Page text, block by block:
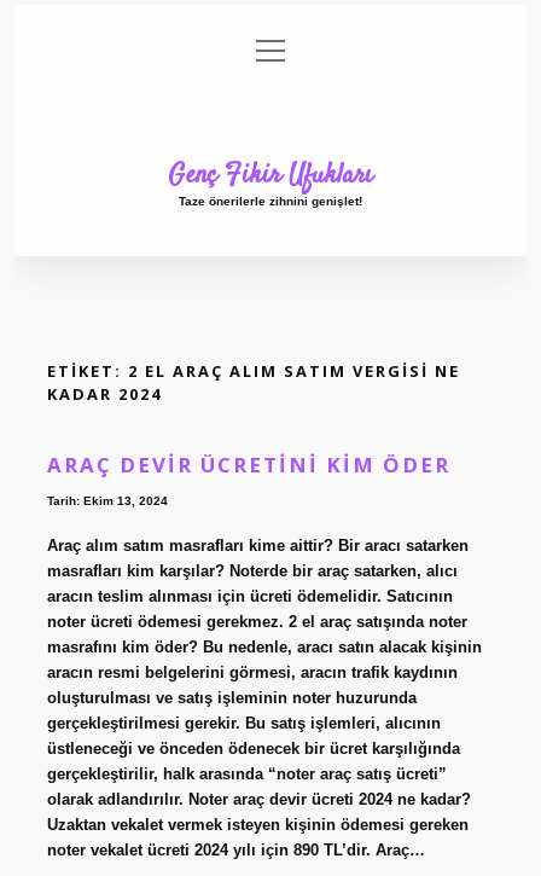
Gizlilik Politikası
menüyü
aç
Genç Fikir Ufukları
Taze önerilerle zihnini genişlet!
ETIKET: 2 EL ARAÇ ALIM SATIM VERGISI NE
KADAR 2024
ARAÇ DEVIR ÜCRETINI KIM ÖDER
Tarih: Ekim 13, 2024
Araç alım satım masrafları kime aittir? Bir aracı satarken
masrafları kim karşılar? Noterde bir araç satarken, alıcı
aracın teslim alınması için ücreti ödemelidir. Satıcının
noter ücreti ödemesi gerekmez. 2 el araç satışında noter
masrafını kim öder? Bu nedenle, aracı satın alacak kişinin
aracın resmi belgelerini görmesi, aracın trafik kaydının
oluşturulması ve satış işleminin noter huzurunda
gerçekleştirilmesi gerekir. Bu satış işlemleri, alıcının
üstleneceği ve önceden ödenecek bir ücret karşılığında
gerçekleştirilir, halk arasında “noter araç satış ücreti”
olarak adlandırılır. Noter araç devir ücreti 2024 ne kadar?
Uzaktan vekalet vermek isteyen kişinin ödemesi gereken
noter vekalet ücreti 2024 yılı için 890 TL’dir. Araç…